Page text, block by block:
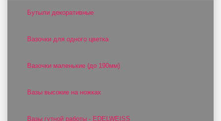
Бутыли декоративные
Вазочки для одного цветка
Вазочки маленькие (до 190мм)
Вазы высокие на ножках
Вазы гутной работы - EDELWEISS